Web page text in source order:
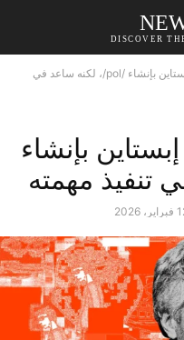
DISCOVER
ربما لم يقم جيفري إبستاين بإنشاء /pol/، لكنه ساعد في
بإنشاء
2026